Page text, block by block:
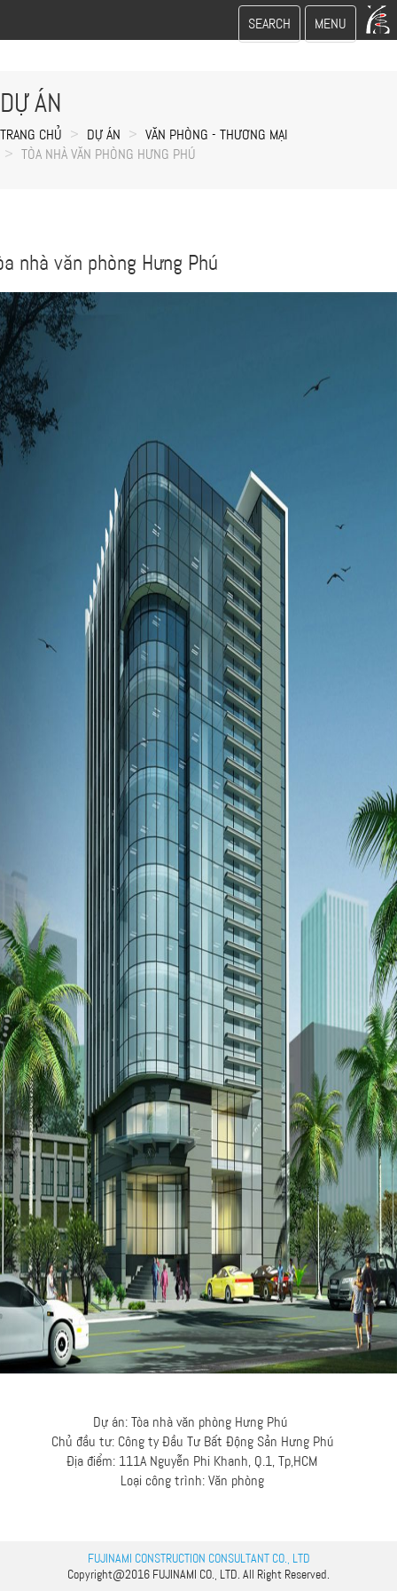
Toggle
navigation
MENU
Toggle
search
SEARCH
DỰ ÁN
TRANG CHỦ DỰ ÁN
VĂN PHÒNG - THƯƠNG MẠI
TÒA NHÀ VĂN PHÒNG HƯNG PHÚ
nhà văn phòng Hưng Phú
Dự án: Tòa nhà văn phòng Hưng Phú
Chủ đầu tư: Công ty Đầu Tư Bất Động Sản Hưng Phú
Địa điểm: 111A Nguyễn Phi Khanh, Q.1, Tp,HCM
Loại công trình: Văn phòng
FUJINAMI CONSTRUCTION CONSULTANT CO., LTD
Copyright@2016 FUJINAMI CO., LTD. All Right Reserved.